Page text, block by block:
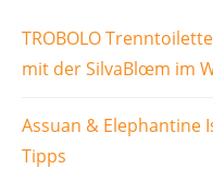
TROBOLO
mit der SilvaBlœm im
Assuan & Elephantine
Tipps